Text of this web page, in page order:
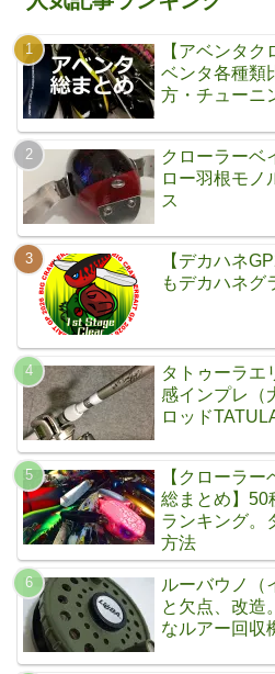
【アベンタ
ベンタ各種類
方・チューニ
クローラーベ
ロー羽根モノ
ス
【デカハネ
もデカハネグ
タトゥーラエ
感インプレ（
ロッド
【クローラ
総まとめ】50
ランキング。
方法
ルーバウノ（
と欠点、改造
なルアー回収